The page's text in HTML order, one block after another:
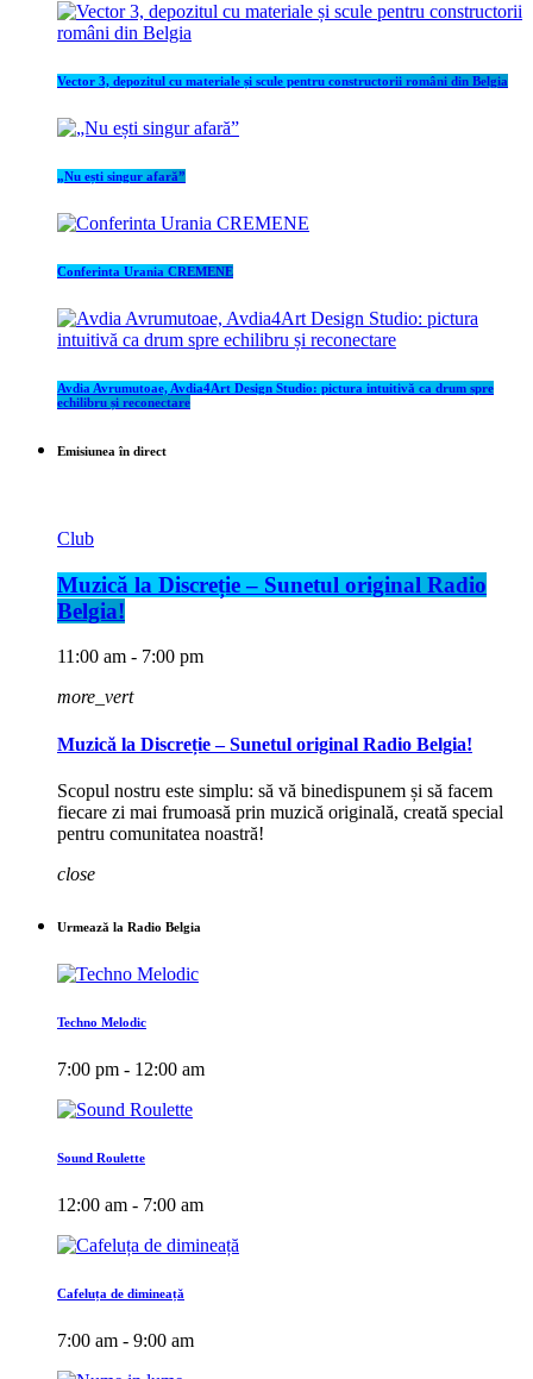
Vector 3, depozitul cu materiale și scule pentru constructorii români din Belgia
„Nu ești singur afară”
Conferinta Urania CREMENE
Avdia Avrumutoae, Avdia4Art Design Studio: pictura intuitivă ca drum spre
echilibru și reconectare
Emisiunea în direct
Club
Muzică la Discreție – Sunetul original Radio
Belgia!
11:00 am - 7:00 pm
more_vert
Muzică la Discreție – Sunetul original Radio Belgia!
Scopul nostru este simplu: să vă binedispunem și să facem
fiecare zi mai frumoasă prin muzică originală, creată special
pentru comunitatea noastră!
close
Urmează la Radio Belgia
Techno Melodic
7:00 pm - 12:00 am
Sound Roulette
12:00 am - 7:00 am
Cafeluța de dimineață
7:00 am - 9:00 am